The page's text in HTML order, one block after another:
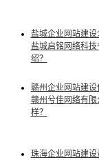
盐城企业网站建设
盐城启铭网络科技
绍？
赣州企业网站建设
赣州兮佳网络有限
样？
珠海企业网站建设